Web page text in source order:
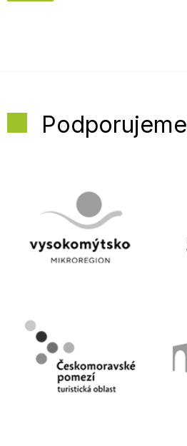
Podporujeme